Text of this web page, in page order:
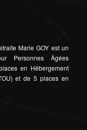
Marie GOY est un
Personnes Âgées
en Hébergement
et de 5 places en